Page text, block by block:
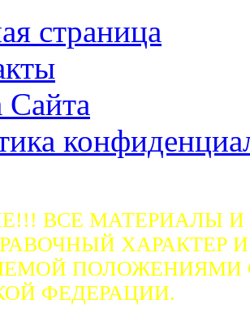
страница
Сайта
ВСЕ МАТЕРИАЛЫ
ХАРАКТЕР
ПОЛОЖЕНИЯМИ
ФЕДЕРАЦИИ.